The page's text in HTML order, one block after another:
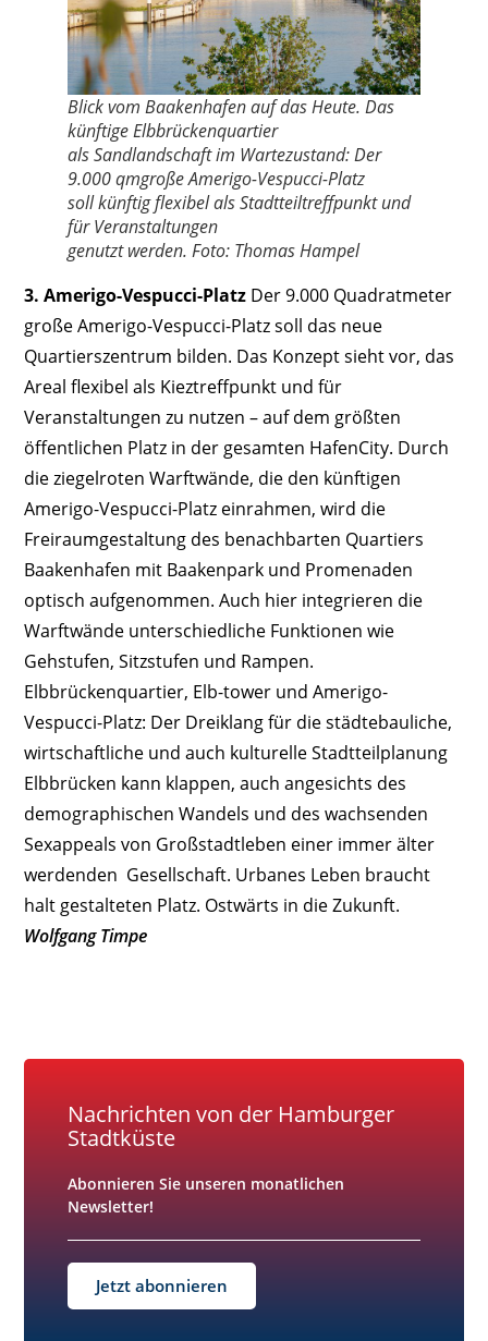
Blick vom Baakenhafen auf das Heute. Das
künftige Elbbrückenquartier
als Sandlandschaft im Wartezustand: Der
9.000 qmgroße Amerigo-Vespucci-Platz
soll künftig flexibel als Stadtteiltreffpunkt und
für Veranstaltungen
genutzt werden. Foto: Thomas Hampel
3. Amerigo-Vespucci-Platz Der 9.000 Quadratmeter
große Amerigo-Vespucci-Platz soll das neue
Quartierszentrum bilden. Das Konzept sieht vor, das
Areal flexibel als Kieztreffpunkt und für
Veranstaltungen zu nutzen – auf dem größten
öffentlichen Platz in der gesamten HafenCity. Durch
die ziegelroten Warftwände, die den künftigen
Amerigo-Vespucci-Platz einrahmen, wird die
Freiraumgestaltung des benachbarten Quartiers
Baakenhafen mit Baakenpark und Promenaden
optisch aufgenommen. Auch hier integrieren die
Warftwände unterschiedliche Funktionen wie
Gehstufen, Sitzstufen und Rampen.
Elbbrückenquartier, Elb-tower und Amerigo-
Vespucci-Platz: Der Dreiklang für die städtebauliche,
wirtschaftliche und auch kulturelle Stadtteilplanung
Elbbrücken kann klappen, auch angesichts des
demographischen Wandels und des wachsenden
Sexappeals von Großstadtleben einer immer älter
werdenden Gesellschaft. Urbanes Leben braucht
halt gestalteten Platz. Ostwärts in die Zukunft.
Wolfgang Timpe
Nachrichten von der Hamburger
Stadtküste
Abonnieren Sie unseren monatlichen
Newsletter!
Jetzt abonnieren